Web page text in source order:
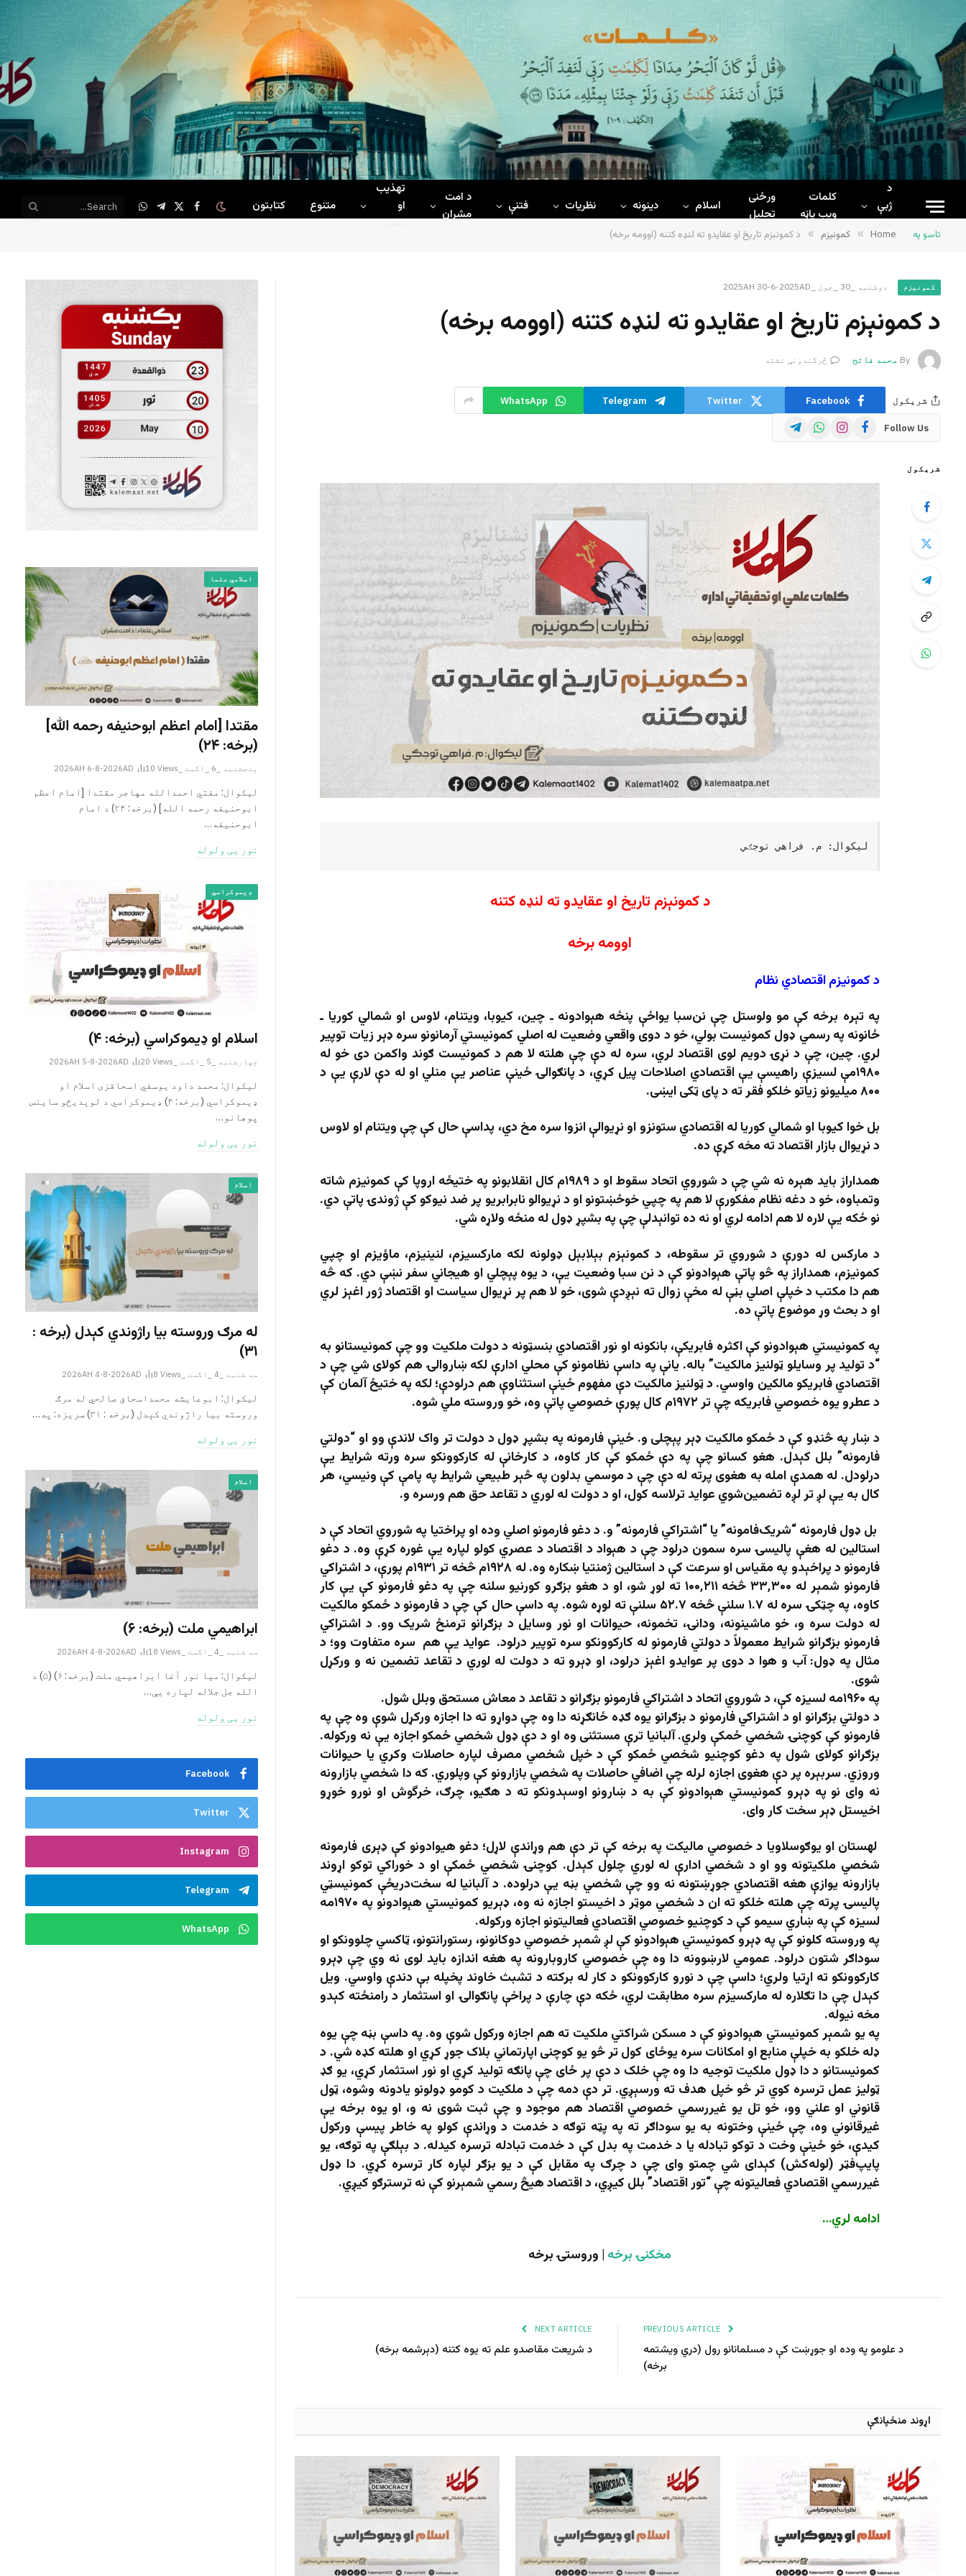
د
ژبې
ټاکل
کلمات
ويب پاڼه
ورځنی
تحلیل
اسلام دینونه نظریات فتنې
د امت
مشران
تهذیب
او
تمدن
متنوع کتابتون Facebook
X
Telegram
WhatsApp
تاسو په Home
» کمونیزم » د کمونېزم تاریخ او عقایدو ته لنډه کتنه (اوومه برخه)
کمونیزم دوشنبه _30 _جون _2025AH 30-6-2025AD
د کمونېزم تاریخ او عقایدو ته لنډه کتنه (اوومه برخه)
By محمد فاتح څرگندونې نشته
شریکول Facebook
Twitter
Telegram
WhatsApp
Follow Us
Facebook
Instagram
WhatsApp
Telegram
شریکول
لیکوال: م. فراهي توجګي
د کمونېزم تاریخ او عقایدو ته لنډه کتنه
اوومه برخه
د کمونیزم اقتصادي نظام
په تېره برخه کې مو ولوستل چې نن‌سبا یواځې پنځه هېوادونه ـ چین، کیوبا، ویتنام، لاوس او شمالي کوریا ـ
ځانونه په رسمي ډول کمونیست بولي، خو د دوی واقعي وضعیت له اصلي کمونیستي آرمانونو سره ډېر زیات توپیر
لري. چین، چې د نړۍ دویم لوی اقتصاد لري، سره له دې چې هلته لا هم د کمونیست ګوند واکمن دی خو له
۱۹۸۰مې لسیزې راهیسې یې اقتصادي اصلاحات پیل کړي، د پانګوالۍ ځینې عناصر یې منلي او له دې لارې یې د
۸۰۰ میلیونو زیاتو خلکو فقر ته د پای ټکی ایښی.
بل خوا کیوبا او شمالي کوریا له اقتصادي ستونزو او نړیوالې انزوا سره مخ دي، پداسې حال کې چې ویتنام او لاوس
د نړیوال بازار اقتصاد ته مخه کړې ده.
همداراز باید هېره نه‌ شي چې د شوروي اتحاد سقوط او د ۱۹۸۹م کال انقلابونو په ختیځه اروپا کې کمونیزم شاته
وتمباوه، خو د دغه نظام مفکورې لا هم په چپي خوځښتونو او د نړیوالو نابرابریو پر ضد نیوکو کې ژوندۍ پاتې دي.
نو ځکه یې لاره لا هم ادامه لري او نه ده توانېدلې چې په بشپړ ډول له منځه ولاړه شي.
د مارکس له دورې د شوروي تر سقوطه، د کمونېزم بېلابېل ډولونه لکه مارکسیزم، لنینیزم، ماؤیزم او چپي
کمونیزم، همداراز په څو پاتې هېوادونو کې د نن‌ سبا وضعیت یې، د یوه پېچلي او هیجاني سفر نښې دي. که څه
هم دا مکتب د خپلې اصلي بڼې له مخې زوال ته نېږدې شوی، خو لا هم پر نړیوال سیاست او اقتصاد ژور اغېز لري
او د بحث وړ موضوع پاتې ده.
په کمونیستي هېوادونو کې اکثره فابریکې، بانکونه او نور اقتصادي بنسټونه د دولت ملکیت وو چې کمونیستانو به
“د تولید پر وسایلو ټولنیز مالکیت” باله. یانې په داسې نظامونو کې محلي ادارې لکه ښاروالۍ هم کولای شي چې د
اقتصادي فابریکو مالکین واوسي. د ټولنیز مالکیت دې مفهوم ځینې استثناوې هم درلودې؛ لکه په ختیځ آلمان کې
د عطرو یوه خصوصي فابریکه چې تر ۱۹۷۲م کال پورې خصوصي پاتې وه، خو وروسته ملي شوه.
د ښار په څنډو کې د ځمکو مالکیت ډېر پېچلی و. ځینې فارمونه په بشپړ ډول د دولت تر واک لاندې وو او “دولتي
فارمونه” بلل کېدل. هغو کسانو چې په دې ځمکو کې کار کاوه، د کارخانې له کارکوونکو سره ورته شرایط یې
درلودل. له همدې امله به هغوی پرته له دې چې د موسمي بدلون په څېر طبیعي شرایط په پامې کې ونیسي، هر
کال به یې لږ تر لږه تضمین‌شوي عواید ترلاسه کول، او د دولت له لوري د تقاعد حق هم ورسره و.
بل ډول فارمونه “شریک‌فامونه” یا “اشتراکي فارمونه” و. د دغو فارمونو اصلي وده او پراختیا په شوروي اتحاد کې د
استالین له هغې پالیسۍ سره سمون درلود چې د هېواد د اقتصاد د عصري کولو لپاره یې غوره کړې وه. د دغو
فارمونو د پراخېدو په مقیاس او سرعت کې د استالین ژمنتیا ښکاره وه. له ۱۹۲۸م څخه تر ۱۹۳۱م پورې، د اشتراکي
فارمونو شمېر له ۳۳٬۳۰۰ څخه ۱۰۰٬۲۱۱ ته لوړ شو، او د هغو بزګرو کورنیو سلنه چې په دغو فارمونو کې یې کار
کاوه، په چټکۍ سره له ۱.۷ سلنې څخه ۵۲.۷ سلنې ته لوړه شوه. په داسې حال کې چې د فارمونو د ځمکو مالکیت
له دولت سره و، خو ماشينونه، ودانۍ، تخمونه، حيوانات او نور وسايل د بزګرانو ترمنځ شريک وو. د اشتراکي
فارمونو بزګرانو شرایط معمولاً د دولتي فارمونو له کارکوونکو سره توپير درلود. عواید یې هم سره متفاوت وو؛ د
مثال په ډول: آب و هوا د دوی پر عوایدو اغېز درلود، او ډېرو ته د دولت له لوري د تقاعد تضمین نه و ورکړل
شوی.
په ۱۹۶۰مه لسیزه کې، د شوروي اتحاد د اشتراکي فارمونو بزګرانو د تقاعد د معاش مستحق وبلل شول.
د دولتي بزګرانو او د اشتراکي فارمونو د بزګرانو یوه ګډه ځانګړنه دا وه چې دواړو ته دا اجازه ورکړل شوې وه چې په
فارمونو کې کوچنۍ شخصي ځمکې ولري. آلبانیا ترې مستثنی وه او د دې ډول شخصي ځمکو اجازه یې نه ورکوله.
بزګرانو کولای شول په دغو کوچنیو شخصي ځمکو کې د خپل شخصي مصرف لپاره حاصلات وکري یا حیوانات
وروزي. سربېره پر دې هغوی اجازه لرله چې اضافي حاصلات په شخصي بازارونو کې وپلوري. که دا شخصي بازارونه
نه وای نو په ډېرو کمونیستي هېوادونو کې به د ښارونو اوسېدونکو ته د هګیو، چرګ، خرگوش او نورو خوړو
اخیستل ډېر سخت کار وای.
لهستان او یوګوسلاویا د خصوصي مالیکت په برخه کې تر دې هم وړاندې لاړل؛ دغو هیوادونو کې ډېری فارمونه
شخصي ملکیتونه وو او د شخصي ادارې له لوري چلول کېدل. کوچنۍ شخصي ځمکې او د خوراکي توکو اړوند
بازارونه یوازې هغه اقتصادي جوړښتونه نه وو چې شخصي بڼه یې درلوده. د آلبانیا له سخت‌دریځې کمونیسټي
پالیسۍ پرته چې هلته خلکو ته ان د شخصي موټر د اخیستو اجازه نه وه، ډېریو کمونیستي هېوادونو په ۱۹۷۰مه
لسیزه کې په ښاري سیمو کې د کوچنیو خصوصي اقتصادي فعالیتونو اجازه ورکوله.
په وروسته کلونو کې په ډېرو کمونیستي هېوادونو کې لږ شمېر خصوصي دوکانونو، رستورانتونو، ټاکسي چلوونکو او
سوداګر شتون درلود. عمومي لارښوونه دا وه چې خصوصي کاروبارونه په هغه اندازه باید لوی نه وي چې ډېرو
کارکوونکو ته اړتیا ولري؛ داسې چې د نورو کارکوونکو د کار له برکته د تشبث خاوند پخپله بې دندې واوسي. ویل
کېدل چې دا تګلاره له مارکسیزم سره مطابقت لري، ځکه دې چارې د پراخې پانګوالۍ او استثمار د رامنځته کېدو
مخه نیوله.
په یو شمېر کمونیستي هېوادونو کې د مسکن شراکتي ملکیت ته هم اجازه ورکول شوې وه. په داسې بڼه چې یوه
ډله خلکو به خپلې منابع او امکانات سره یوځای کول تر څو یو کوچنی اپارتماني بلاک جوړ کړي او هلته کډه شي. د
کمونیستانو د دا ډول ملکیت توجیه دا وه چې خلک د دې پر ځای چې پانګه تولید کړي او نور استثمار کړي، یو ګډ
ټولیز عمل ترسره کوي تر څو خپل هدف ته ورسېږي. تر دې دمه چې د ملکیت د کومو ډولونو یادونه وشوه، ټول
قانوني او علني وو، خو تل یو غیررسمي خصوصي اقتصاد هم موجود و چې ثبت شوی نه و، او یوه برخه یې
غیرقانوني وه، چې ځینې وختونه به یو سوداګر ته په پټه توګه د خدمت د وړاندې کولو په خاطر پیسې ورکول
کیدې، خو ځینې وخت د توکو تبادله یا د خدمت په بدل کې د خدمت تبادله ترسره کیدله. د بېلګې په توګه، یو
پایپ‌فټر (لوله‌کش) کېدای شي چمتو وای چې د چرګ په مقابل کې د یو بزګر لپاره کار ترسره کړي. دا ډول
غیررسمي اقتصادي فعالیتونه چې “تور‌ اقتصاد” بلل کیږي، د اقتصاد هیڅ رسمي شمېرنو کې نه ترسترګو کیږي.
ادامه لري…
مخکنۍ برخه | وروستۍ برخه
د علومو په وده او جوړښت کې د مسلمانانو رول (دري ویشتمه
برخه)
NEXT ARTICLE
د شریعت مقاصدو علم ته یوه کتنه (دېرشمه برخه)
اړوند منځپانګې
اسلامي علما
مقتدا [امام اعظم ابوحنیفه رحمه الله‎]
(برخه: ۲۴)
پنجشنبه _6 _اگست _2026AH 6-8-2026AD 10 Views
لیکوال: مفتي احمدالله مهاجر مقتدا [امام اعظم
ابوحنیفه رحمه الله‎] (برخه: ۲۴) د امام
ابوحنيفه…
نور یی ولوله
ډیموکراسي
اسلام او ډیموکراسي (برخه: ۴)
چهارشنبه _5 _اگست _2026AH 5-8-2026AD 20 Views
لیکوال: محمد داود یوسفي اسحاقزی اسلام او
ډیموکراسي (برخه: ۴) ډیموکراسي د لوېدیځو ساینس
پوهانو…
نور یی ولوله
اسلام
له مرګ وروسته بیا راژوندي کېدل (برخه :
۳۱)
سه شنبه _4 _اگست _2026AH 4-8-2026AD 8 Views
لیکوال: ابوعایشه محمداسحاق صالحي له مرګ
وروسته بیا راژوندي کېدل (برخه : ۳۱) سریزه: په…
نور یی ولوله
اسلام
ابراهيمي ملت (برخه: ۶)
سه شنبه _4 _اگست _2026AH 4-8-2026AD 18 Views
ليکوال: میا نور آغا ابراهيمي ملت (برخه: ۶) (۵) د
الله جل جلاله لپاره یې…
نور یی ولوله
Facebook
Twitter
Instagram
Telegram
WhatsApp